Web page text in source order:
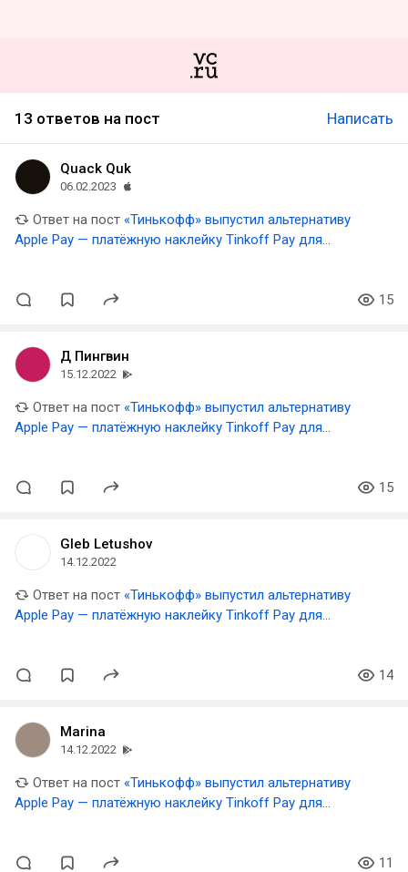
13 ответов на пост Написать
Quack Quk
06.02.2023
Ответ на пост «Тинькофф» выпустил альтернативу
Apple Pay — платёжную наклейку Tinkoff Pay для
15
Д Пингвин
15.12.2022
Ответ на пост «Тинькофф» выпустил альтернативу
Apple Pay — платёжную наклейку Tinkoff Pay для
15
Gleb Letushov
14.12.2022
Ответ на пост «Тинькофф» выпустил альтернативу
Apple Pay — платёжную наклейку Tinkoff Pay для
14
Marina
14.12.2022
Ответ на пост «Тинькофф» выпустил альтернативу
Apple Pay — платёжную наклейку Tinkoff Pay для
11